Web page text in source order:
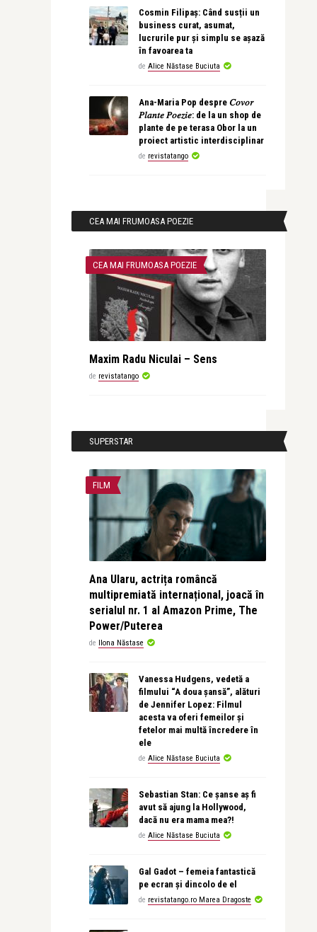
Cosmin Filipaș: Când susții un
business curat, asumat,
lucrurile pur și simplu se așază
în favoarea ta
de Alice Năstase Buciuta
Ana-Maria Pop despre 𝐶𝑜𝑣𝑜𝑟
𝑃𝑙𝑎𝑛𝑡𝑒 𝑃𝑜𝑒𝑧𝑖𝑒: de la un shop de
plante de pe terasa Obor la un
proiect artistic interdisciplinar
de revistatango
CEA MAI FRUMOASA POEZIE
CEA MAI FRUMOASA POEZIE
Maxim Radu Niculai – Sens
de revistatango
SUPERSTAR
FILM
Ana Ularu, actrița româncă
multipremiată internațional, joacă în
serialul nr. 1 al Amazon Prime, The
Power/Puterea
de Ilona Năstase
Vanessa Hudgens, vedetă a
filmului “A doua șansă”, alături
de Jennifer Lopez: Filmul
acesta va oferi femeilor și
fetelor mai multă încredere în
ele
de Alice Năstase Buciuta
Sebastian Stan: Ce șanse aș fi
avut să ajung la Hollywood,
dacă nu era mama mea?!
de Alice Năstase Buciuta
Gal Gadot – femeia fantastică
pe ecran și dincolo de el
de revistatango.ro Marea Dragoste